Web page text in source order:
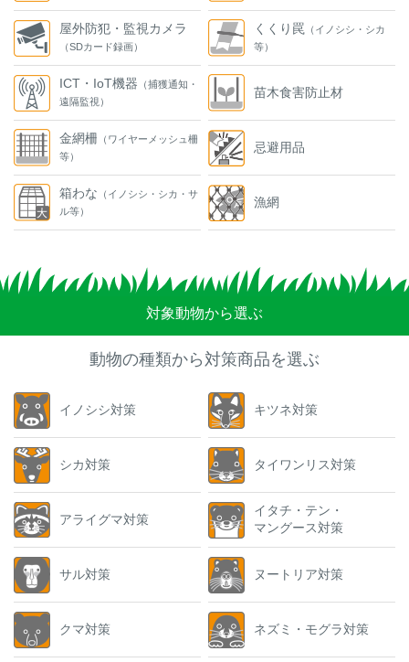
屋外防犯・監視カメラ
（SDカード録画）
ICT・IoT機器 （捕獲通知・
遠隔監視）
金網柵 （ワイヤーメッシュ柵
等）
箱わな （イノシシ・シカ・サ
ル等）
くくり罠 （イノシシ・シカ
等）
苗木食害防止材
忌避用品
漁網
対象動物から選ぶ
動物の種類から対策商品を選ぶ
イノシシ対策
シカ対策
アライグマ対策
サル対策
クマ対策
キツネ対策
タイワンリス対策
イタチ・テン・
マングース対策
ヌートリア対策
ネズミ・モグラ対策